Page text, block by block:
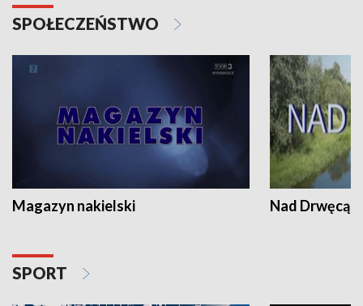
SPOŁECZEŃSTWO
Magazyn nakielski Nad Drwęcą
SPORT